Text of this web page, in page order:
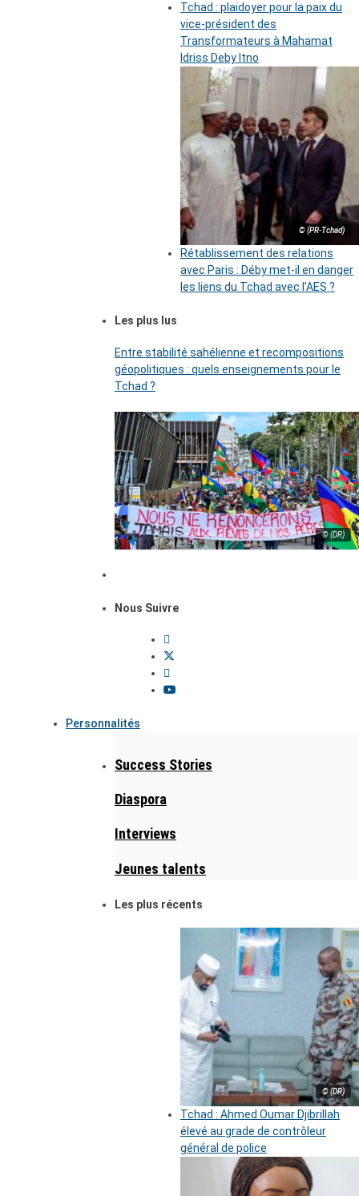
Tchad : plaidoyer pour la paix du
vice-président des
Transformateurs à Mahamat
Idriss Deby Itno
© (PR-Tchad)
Rétablissement des relations
avec Paris : Déby met-il en danger
les liens du Tchad avec l’AES ?
Les plus lus
Entre stabilité sahélienne et recompositions
géopolitiques : quels enseignements pour le
Tchad ?
© (DR)
Nous Suivre
Personnalités
Success Stories
Diaspora
Interviews
Jeunes talents
Les plus récents
© (DR)
Tchad : Ahmed Oumar Djibrillah
élevé au grade de contrôleur
général de police